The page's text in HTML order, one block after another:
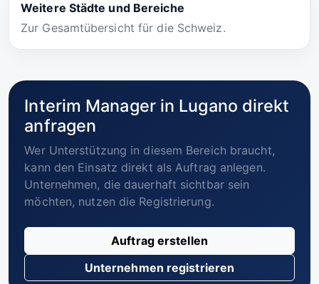
Weitere Städte und Bereiche
Zur Gesamtübersicht für die Schweiz.
Interim Manager in Lugano direkt
anfragen
Wer Unterstützung in diesem Bereich braucht,
kann den Einsatz direkt als Auftrag anlegen.
Unternehmen, die dauerhaft sichtbar sein
möchten, nutzen die Registrierung.
Auftrag erstellen
Unternehmen registrieren